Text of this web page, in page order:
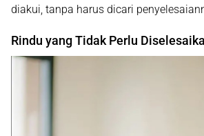
diakui, tanpa harus dicari
Rindu yang Tidak Perlu